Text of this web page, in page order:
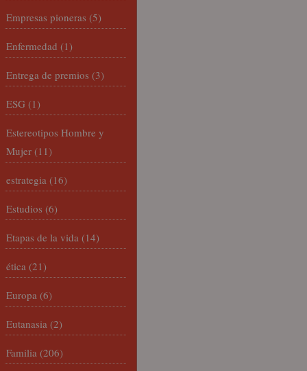
Empresas pioneras (5)
Enfermedad (1)
Entrega de premios (3)
ESG (1)
Estereotipos Hombre y
Mujer (11)
estrategia (16)
Estudios (6)
Etapas de la vida (14)
ética (21)
Europa (6)
Eutanasia (2)
Familia (206)